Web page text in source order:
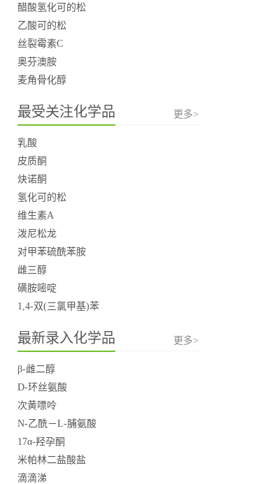
醋酸氢化可的松
乙酸可的松
丝裂霉素C
奥芬澳胺
麦角骨化醇
最受关注化学品 更多>
乳酸
皮质酮
炔诺酮
氢化可的松
维生素A
泼尼松龙
对甲苯硫酰苯胺
雌三醇
磺胺嘧啶
1,4-双(三氯甲基)苯
最新录入化学品 更多>
β-雌二醇
D-环丝氨酸
次黄嘌呤
N-乙酰－L-脯氨酸
17α-羟孕酮
米帕林二盐酸盐
滴滴涕